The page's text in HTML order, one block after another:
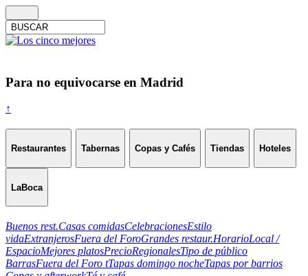
Para no equivocarse en Madrid
↑
Restaurantes Tabernas Copas y Cafés Tiendas Hoteles
LaBoca
Buenos rest.Casas comidasCelebracionesEstilo
vidaExtranjerosFuera del ForoGrandes restaur.HorarioLocal /
EspacioMejores platosPrecioRegionalesTipo de público
BarrasFuera del Foro tTapas domingo nocheTapas por barrios